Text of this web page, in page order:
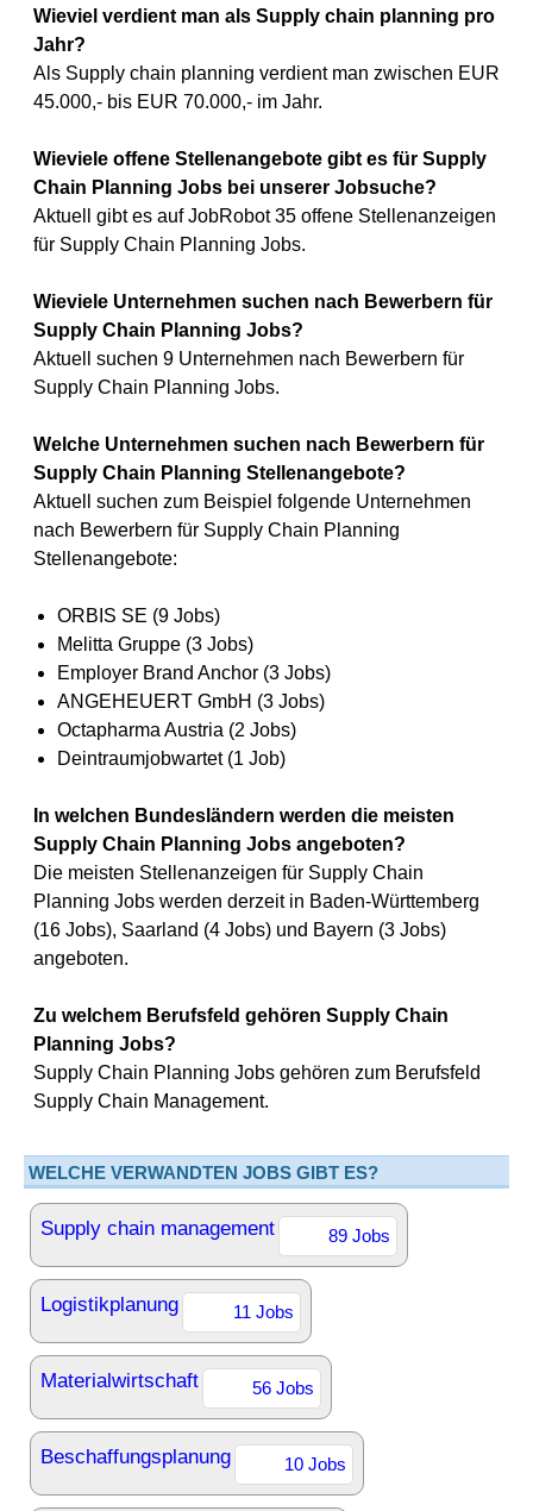
Wieviel verdient man als Supply chain planning pro
Jahr?
Als Supply chain planning verdient man zwischen EUR
45.000,- bis EUR 70.000,- im Jahr.
Wieviele offene Stellenangebote gibt es für Supply
Chain Planning Jobs bei unserer Jobsuche?
Aktuell gibt es auf JobRobot 35 offene Stellenanzeigen
für Supply Chain Planning Jobs.
Wieviele Unternehmen suchen nach Bewerbern für
Supply Chain Planning Jobs?
Aktuell suchen 9 Unternehmen nach Bewerbern für
Supply Chain Planning Jobs.
Welche Unternehmen suchen nach Bewerbern für
Supply Chain Planning Stellenangebote?
Aktuell suchen zum Beispiel folgende Unternehmen
nach Bewerbern für Supply Chain Planning
Stellenangebote:
ORBIS SE (9 Jobs)
Melitta Gruppe (3 Jobs)
Employer Brand Anchor (3 Jobs)
ANGEHEUERT GmbH (3 Jobs)
Octapharma Austria (2 Jobs)
Deintraumjobwartet (1 Job)
In welchen Bundesländern werden die meisten
Supply Chain Planning Jobs angeboten?
Die meisten Stellenanzeigen für Supply Chain
Planning Jobs werden derzeit in Baden-Württemberg
(16 Jobs), Saarland (4 Jobs) und Bayern (3 Jobs)
angeboten.
Zu welchem Berufsfeld gehören Supply Chain
Planning Jobs?
Supply Chain Planning Jobs gehören zum Berufsfeld
Supply Chain Management.
WELCHE VERWANDTEN JOBS GIBT ES?
Supply chain management 89 Jobs
Logistikplanung 11 Jobs
Materialwirtschaft 56 Jobs
Beschaffungsplanung 10 Jobs